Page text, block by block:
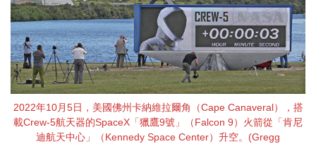
2022年10月5日，美國佛州卡納維拉爾角（Cape Canaveral），搭
載Crew-5航天器的SpaceX「獵鷹9號」（Falcon 9）火箭從「肯尼
迪航天中心」（Kennedy Space Center）升空。(Gregg